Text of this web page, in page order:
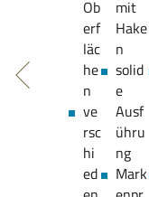
Ob
erf
läc
he
n
ve
rsc
hi
ed
mit
Hake
n
solid
e
Ausf
ühru
ng
Mark